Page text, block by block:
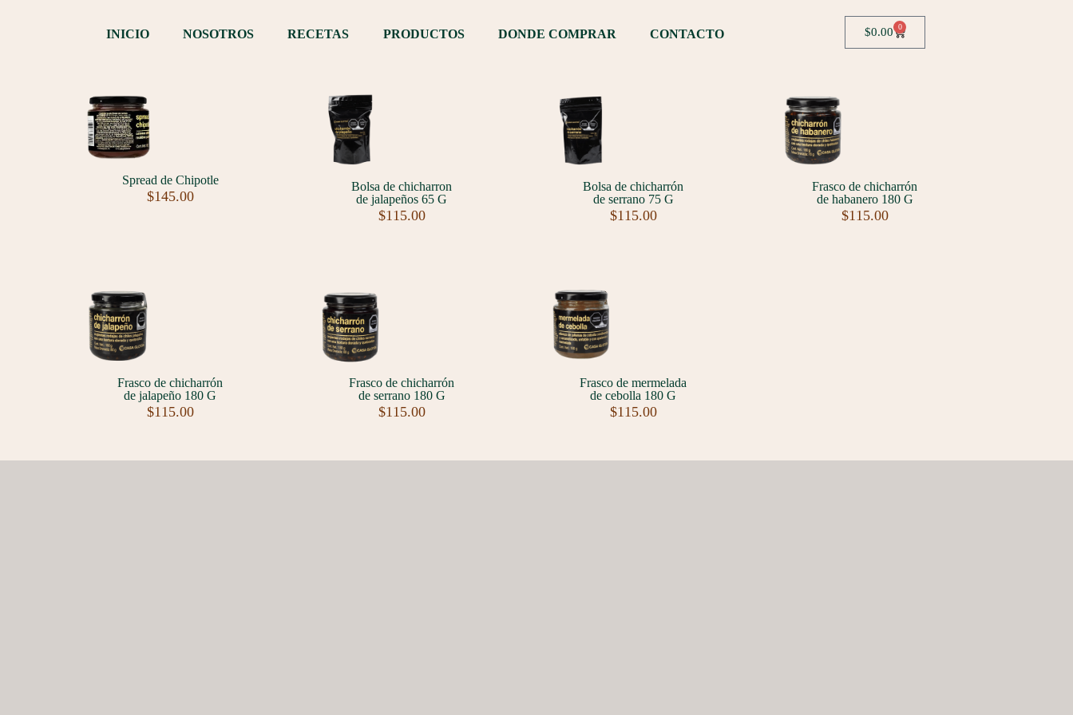
INICIO NOSOTROS RECETAS PRODUCTOS DONDE COMPRAR CONTACTO $0.00 0
Spread de Chipotle
$145.00
Bolsa de chicharron
de jalapeños 65 G
$115.00
Bolsa de chicharrón
de serrano 75 G
$115.00
Frasco de chicharrón
de habanero 180 G
$115.00
Frasco de chicharrón
de jalapeño 180 G
$115.00
Frasco de chicharrón
de serrano 180 G
$115.00
Frasco de mermelada
de cebolla 180 G
$115.00